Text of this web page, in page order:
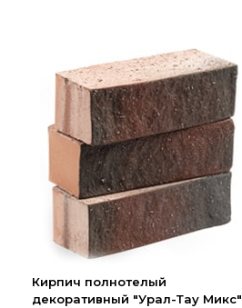
Кирпич полнотелый
декоративный "Урал-Тау Микс"